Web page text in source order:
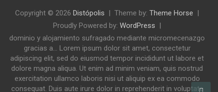
Copyright © 2026 Distópolis Theme by: Theme Horse
Proudly Powered by: WordPress
dominio y alojamiento sufragado mediante micromecenazgo
gracias a... Lorem ipsum dolor sit amet, consectetur
adipiscing elit, sed do eiusmod tempor incididunt ut labore et
dolore magna aliqua. Ut enim ad minim veniam, quis nostrud
exercitation ullamco laboris nisi ut aliquip ex ea commodo
consequat. Duis aute irure dolor in reprehenderit in voluptate